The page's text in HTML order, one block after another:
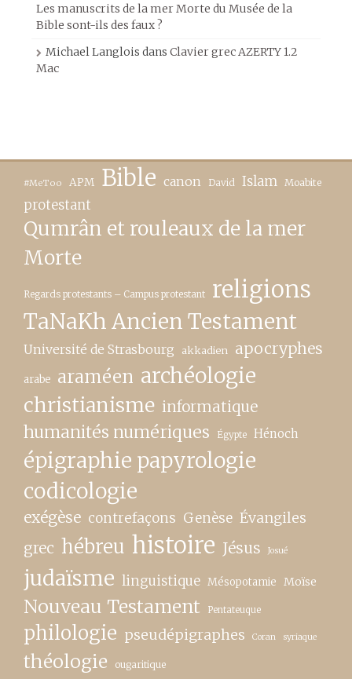
Les manuscrits de la mer Morte du Musée de la
Bible sont-ils des faux ?
Michael Langlois dans Clavier grec AZERTY 1.2
Mac
#MeToo APM Bible canon David Islam Moabite
protestant
Qumrân et rouleaux de la mer
Morte
Regards protestants – Campus protestant religions
TaNaKh Ancien Testament
Université de Strasbourg akkadien apocryphes
arabe araméen archéologie
christianisme informatique
humanités numériques Égypte Hénoch
épigraphie papyrologie
codicologie
exégèse contrefaçons Genèse Évangiles
grec hébreu histoire Jésus Josué
judaïsme linguistique Mésopotamie Moïse
Nouveau Testament Pentateuque
philologie pseudépigraphes Coran syriaque
théologie ougaritique